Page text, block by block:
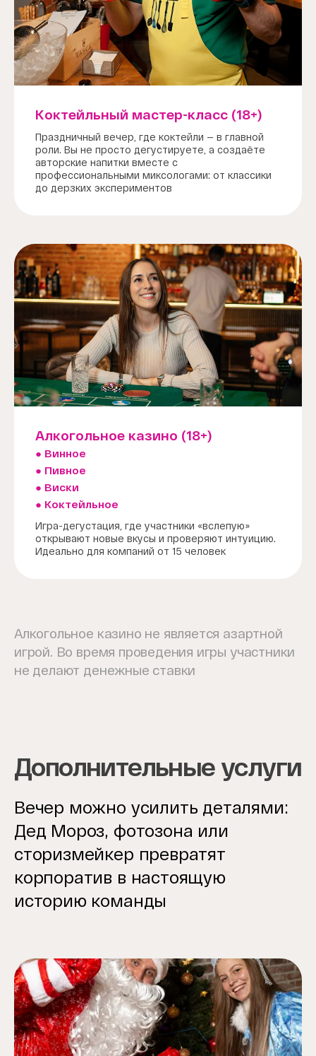
Коктейльный мастер-класс (18+)
Праздничный вечер, где коктейли — в главной
роли. Вы не просто дегустируете, а создаёте
авторские напитки вместе с
профессиональными миксологами: от классики
до дерзких экспериментов
Алкогольное казино (18+)
● Винное
● Пивное
● Виски
● Коктейльное
Игра-дегустация, где участники «вслепую»
открывают новые вкусы и проверяют интуицию.
Идеально для компаний от 15 человек
Алкогольное казино не является азартной
игрой. Во время проведения игры участники
не делают денежные ставки
Дополнительные услуги
Вечер можно усилить деталями:
Дед Мороз, фотозона или
сторизмейкер превратят
корпоратив в настоящую
историю команды